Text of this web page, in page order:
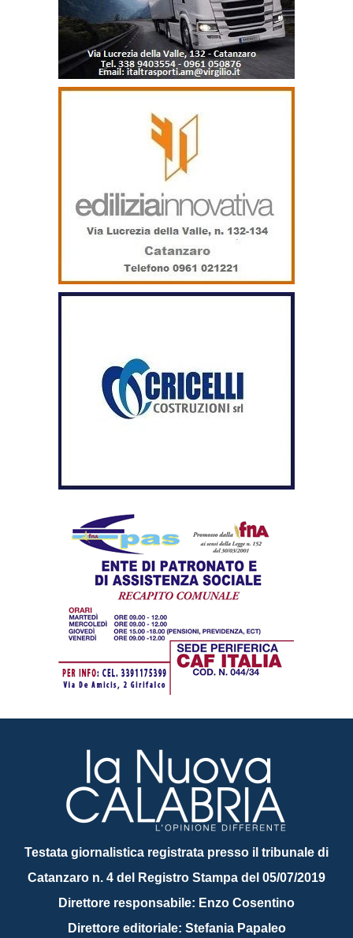
Testata giornalistica registrata presso il tribunale di
Catanzaro n. 4 del Registro Stampa del 05/07/2019
Direttore responsabile: Enzo Cosentino
Direttore editoriale: Stefania Papaleo